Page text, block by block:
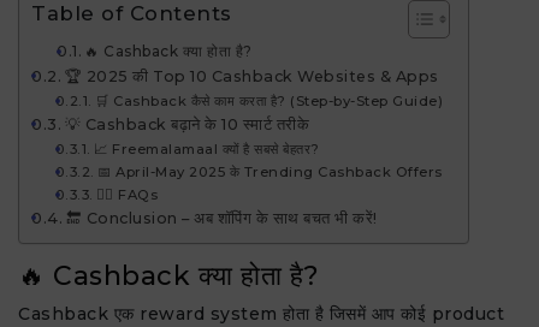
Table of Contents
🔥 Cashback क्या होता है?
🏆 2025 की Top 10 Cashback Websites & Apps
🛒 Cashback कैसे काम करता है? (Step-by-Step Guide)
💡 Cashback बढ़ाने के 10 स्मार्ट तरीके
📈 Freemalamaal क्यों है सबसे बेहतर?
📅 April-May 2025 के Trending Cashback Offers
🙋‍♂️ FAQs
🔚 Conclusion – अब शॉपिंग के साथ बचत भी करें!
🔥 Cashback क्या होता है?
Cashback एक reward system होता है जिसमें आप कोई product